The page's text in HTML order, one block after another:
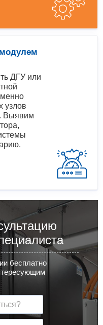
ДГУ или
узлов
Выявим
бесплатно